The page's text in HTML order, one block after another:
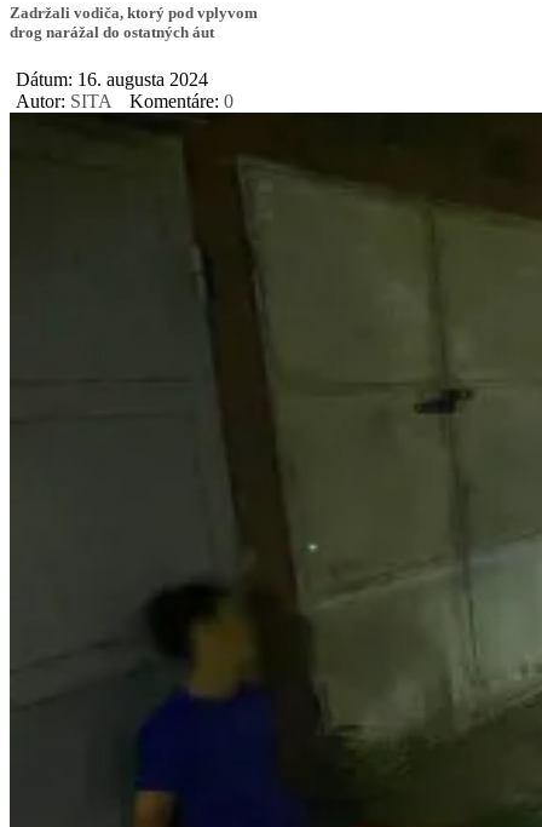
Zadržali vodiča, ktorý pod vplyvom
drog narážal do ostatných áut
Dátum: 16. augusta 2024
Autor: SITA Komentáre: 0